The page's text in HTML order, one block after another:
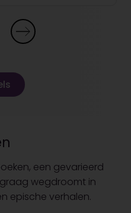
een gevarieerd
wegdroomt in
epische verhalen.